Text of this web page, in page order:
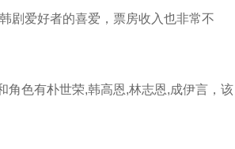
剧爱好者的喜爱，票房收入也非常不
角色有朴世荣,韩高恩,林志恩,成伊言，该